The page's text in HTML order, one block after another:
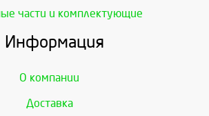
части и комплектующие
Информация
О компании
Доставка